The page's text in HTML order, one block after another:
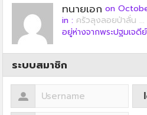
ทนายเอก on
in : ครัวลุงลอยป่าลั่น ...
อยู่ห่างจากพระปฐมเจดี
ระบบสมาชิก